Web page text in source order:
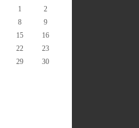
1
2
8
9
15
16
22
23
29
30